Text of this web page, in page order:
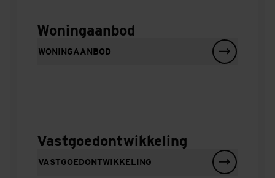
Woningaanbod
WONINGAANBOD
Vastgoedontwikkeling
VASTGOEDONTWIKKELING